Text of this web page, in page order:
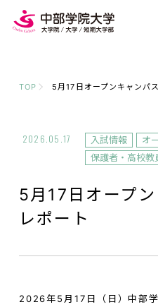
TOP 5月17日オープンキャンパ
2026.05.17 入試情報 オ
保護者・高校教
5月17日オープ
レポート
2026年5月17日（日）中部